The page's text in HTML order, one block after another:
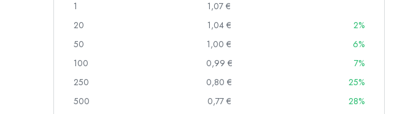
Puristuspullot
Säilytyspullot
Ginipullot
Joulupullot
Koristeelliset pullot
1
1,07 €
20
1,04 €
2%
50
1,00 €
6%
100
0,99 €
7%
250
0,80 €
25%
500
0,77 €
28%